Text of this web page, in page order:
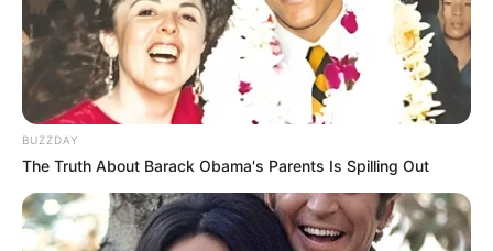
BUZZDAY
The Truth About Barack Obama's Parents Is Spilling Out